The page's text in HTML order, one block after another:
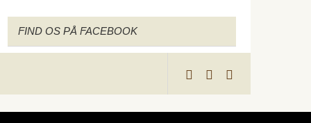
FIND OS PÅ FACEBOOK